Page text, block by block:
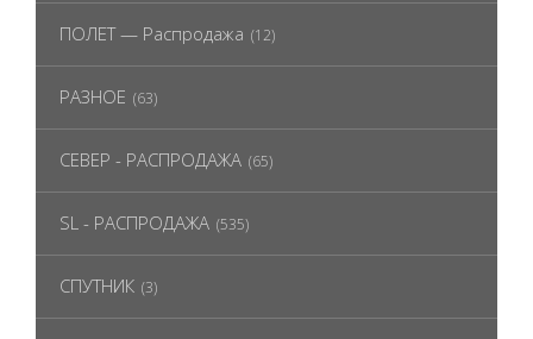
ПОЛЕТ — Распродажа (12)
РАЗНОЕ (63)
СЕВЕР - РАСПРОДАЖА (65)
SL - РАСПРОДАЖА (535)
СПУТНИК (3)